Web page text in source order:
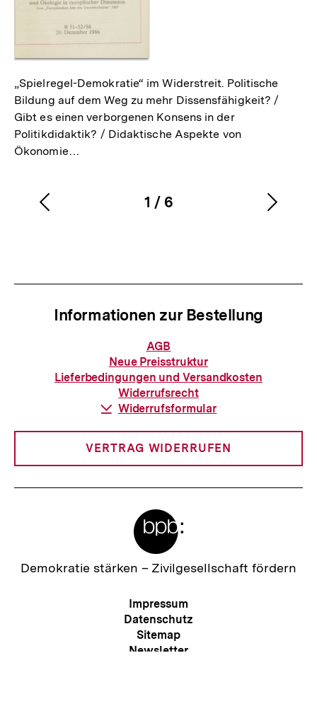
„Spielregel-Demokratie“ im Widerstreit. Politische
Bildung auf dem Weg zu mehr Dissensfähigkeit? /
Gibt es einen verborgenen Konsens in der
Politikdidaktik? / Didaktische Aspekte von
Ökonomie…
Karussellinhalt
1
von
/ 6
Vorherigen
Informationen zur Bestellung
Informationen
zur
Bestellung
AGB
Neue Preisstruktur
Lieferbedingungen und Versandkosten
Widerrufsrecht
Download-
Widerrufsformular
VERTRAG WIDERRUFEN
Zur
Demokratie stärken – Zivilgesellschaft fördern
Meta-
Navigation
Impressum
Datenschutz
Sitemap
Newsletter